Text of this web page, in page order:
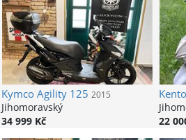
KymcoAgility 125 2015
Jihomoravský
34 999 Kč
22